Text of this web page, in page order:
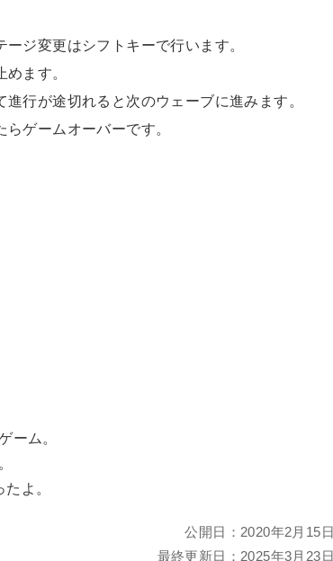
ジ変更はシフトキーで行います。
ます。
行が途切れると次のウェーブに進みます。
ゲームオーバーです。
ーム。
よ。
公開日： 2020年2月15日
最終更新日： 2025年3月23日